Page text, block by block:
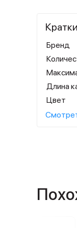
Бренд
Длина
Цвет